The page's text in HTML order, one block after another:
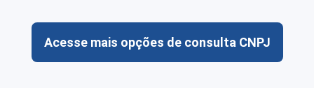
Acesse mais opções de consulta CNPJ